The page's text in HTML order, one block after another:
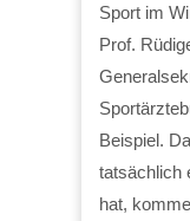
Sport im
Prof.
Beispiel.
tatsächlich
hat,